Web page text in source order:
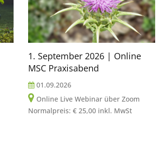
1. September 2026 | Online
MSC Praxisabend
01.09.2026
Online Live Webinar über Zoom
Normalpreis: € 25,00 inkl. MwSt